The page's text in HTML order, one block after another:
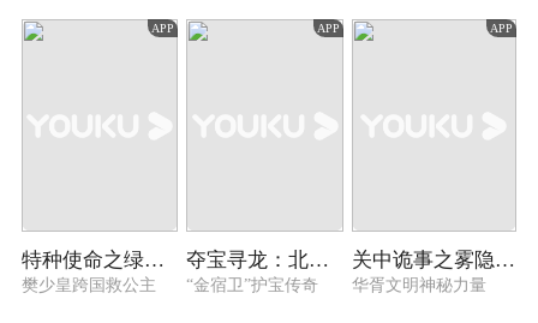
APP
特种使命之绿色军团
樊少皇跨国救公主
APP
夺宝寻龙：北冥鲲宫
“金宿卫”护宝传奇
APP
关中诡事之雾隐藏棺
华胥文明神秘力量